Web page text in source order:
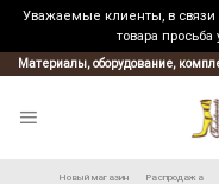
Уважаемые клиенты, в
товара просьба
Материалы, оборудование,
Новый магазин Распродажа